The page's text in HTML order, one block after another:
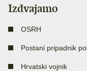
Izdvajamo
OSRH
Postani pripadnik
Hrvatski vojnik